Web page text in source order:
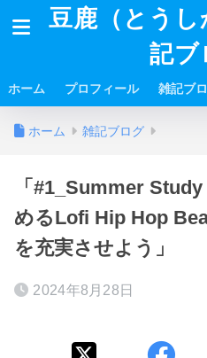
豆鹿（とう
記ブ
ホーム プロフィール 雑記ブ
ホーム 雑記ブログ
「#1_Summer
めるLofi Hip Hop
を充実させよう」
2024年8月28日